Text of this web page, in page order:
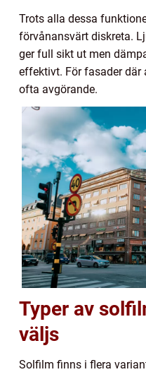
Trots alla dessa
förvånansvärt diskreta.
ger full sikt ut men
effektivt. För fasader där
ofta avgörande.
Typer av
väljs
Solfilm finns i flera